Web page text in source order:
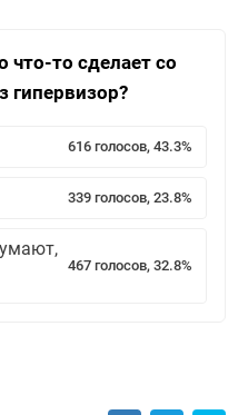
что-то сделает со
гипервизор?
616 голосов, 43.3%
339 голосов, 23.8%
467 голосов, 32.8%